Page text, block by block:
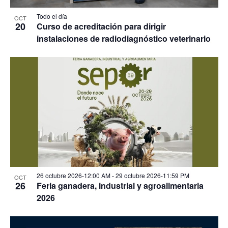
OCT
20
Todo el día
Curso de acreditación para dirigir
instalaciones de radiodiagnóstico veterinario
OCT
26
26 octubre 2026-12:00 AM-29 octubre 2026-11:59 PM
Feria ganadera, industrial y agroalimentaria
2026